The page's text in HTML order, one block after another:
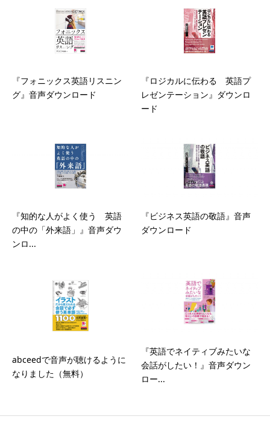
『フォニックス英語リスニン
グ』音声ダウンロード
『ロジカルに伝わる 英語プ
レゼンテーション』ダウンロ
ード
『知的な人がよく使う 英語
の中の「外来語」』音声ダウ
ンロ...
『ビジネス英語の敬語』音声
ダウンロード
abceedで音声が聴けるように
なりました（無料）
『英語でネイティブみたいな
会話がしたい！』音声ダウン
ロー...